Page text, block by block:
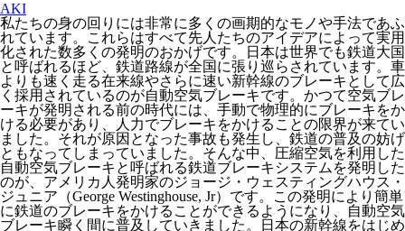
AKI
私たちの身の回りには非常に多くの画期的なモノや手法であふ
れています。これらはすべて先人たちのアイデアによって実用
化された数多くの発明のおかげです。日本は世界でも鉄道大国
と呼ばれるほど、鉄道路線が全国に張り巡らされています。車
よりも速く走る在来線やさらに速い新幹線のブレーキとして広
く採用されているのが自動空気ブレーキです。かつて空気ブレ
ーキが発明される前の時代には、手動で物理的にブレーキをか
ける必要があり、人力でブレーキをかけることの限界が来てい
ました。それが原因となった事故も発生し、鉄道の普及の妨げ
ともなってしまっていました。そんな中、圧縮空気を利用した
自動空気ブレーキと呼ばれる鉄道ブレーキシステムを発明した
のが、アメリカ人発明家のジョージ・ウェスティングハウス・
ジュニア（George Westinghouse, Jr）です。この発明により簡単
に鉄道のブレーキをかけることができるようになり、自動空気
ブレーキ瞬く間に普及していきました。日本の新幹線をはじめ